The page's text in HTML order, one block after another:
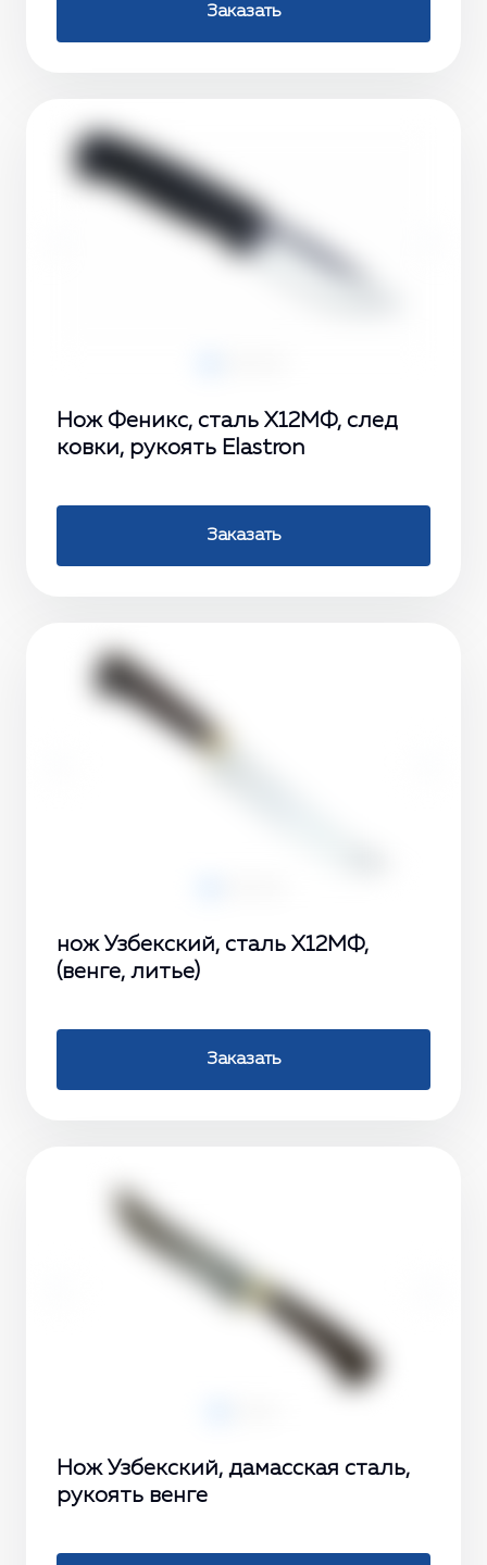
Заказать
Нож Феникс, сталь Х12МФ, след
ковки, рукоять Elastron
Заказать
нож Узбекский, сталь Х12МФ,
(венге, литье)
Заказать
Нож Узбекский, дамасская сталь,
рукоять венге